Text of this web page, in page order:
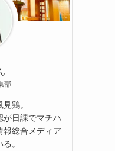
部
鶏。
が日課でマチハ
報総合メディア
。